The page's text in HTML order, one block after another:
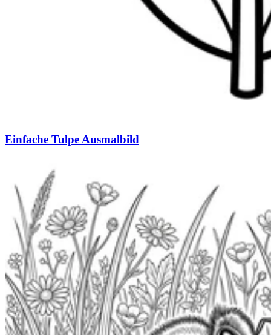
Einfache Tulpe Ausmalbild